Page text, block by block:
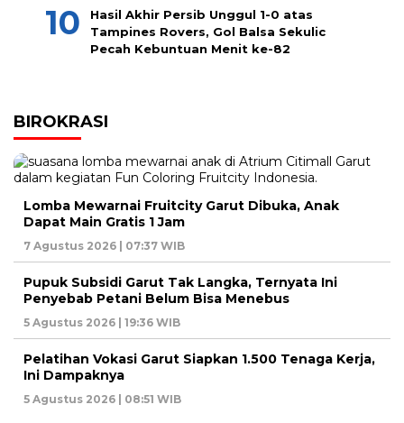
Hasil Akhir Persib Unggul 1-0 atas
Tampines Rovers, Gol Balsa Sekulic
Pecah Kebuntuan Menit ke-82
BIROKRASI
Lomba Mewarnai Fruitcity Garut Dibuka, Anak
Dapat Main Gratis 1 Jam
7 Agustus 2026 | 07:37 WIB
Pupuk Subsidi Garut Tak Langka, Ternyata Ini
Penyebab Petani Belum Bisa Menebus
5 Agustus 2026 | 19:36 WIB
Pelatihan Vokasi Garut Siapkan 1.500 Tenaga Kerja,
Ini Dampaknya
5 Agustus 2026 | 08:51 WIB